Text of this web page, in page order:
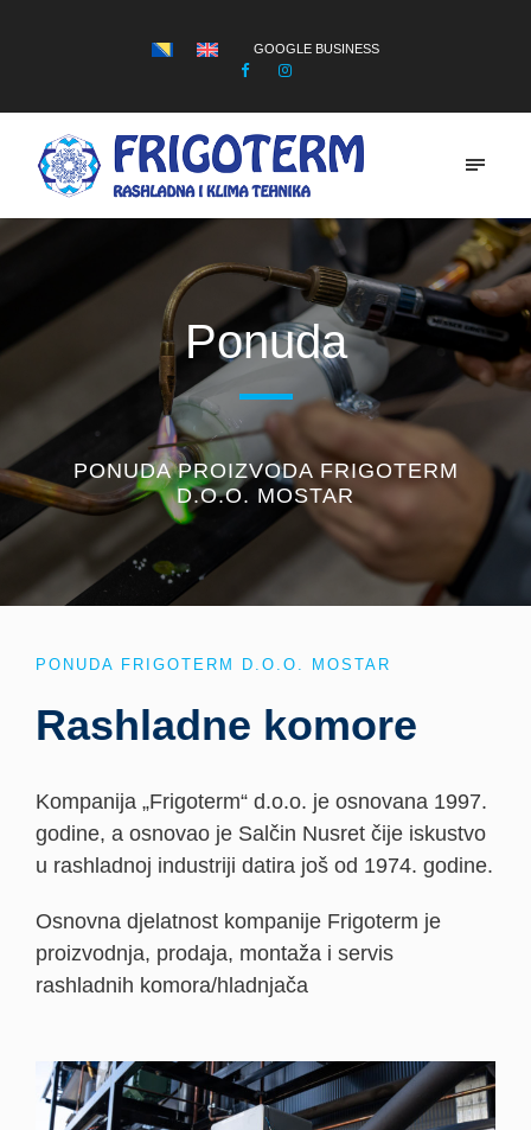
GOOGLE BUSINESS
Ponuda
PONUDA PROIZVODA FRIGOTERM
D.O.O. MOSTAR
PONUDA FRIGOTERM D.O.O. MOSTAR
Rashladne komore
Kompanija „Frigoterm“ d.o.o. je osnovana 1997.
godine, a osnovao je Salčin Nusret čije iskustvo
u rashladnoj industriji datira još od 1974. godine.
Osnovna djelatnost kompanije Frigoterm je
proizvodnja, prodaja, montaža i servis
rashladnih komora/hladnjača